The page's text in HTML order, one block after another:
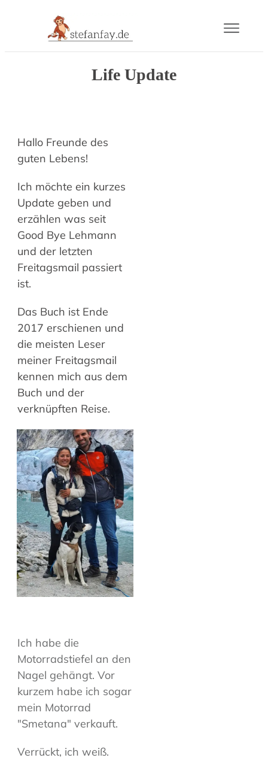
Life Update
Hallo Freunde des
guten Lebens!
Ich möchte ein kurzes
Update geben und
erzählen was seit
Good Bye Lehmann
und der letzten
Freitagsmail passiert
ist.
Das Buch ist Ende
2017 erschienen und
die meisten Leser
meiner Freitagsmail
kennen mich aus dem
Buch und der
verknüpften Reise.
Ich habe die
Motorradstiefel an den
Nagel gehängt. Vor
kurzem habe ich sogar
mein Motorrad
"Smetana" verkauft.
Verrückt, ich weiß.